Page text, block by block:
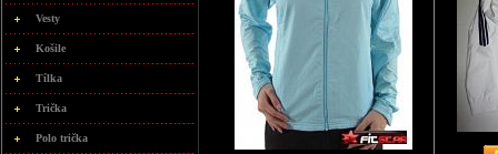
Vesty
Košile
Tílka
Trička
Polo trička